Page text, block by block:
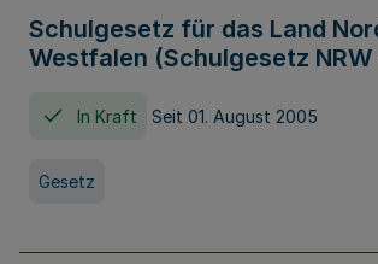
Schulgesetz für das Land
Westfalen (Schulgesetz NRW
In Kraft Seit 01. August 2005
Gesetz